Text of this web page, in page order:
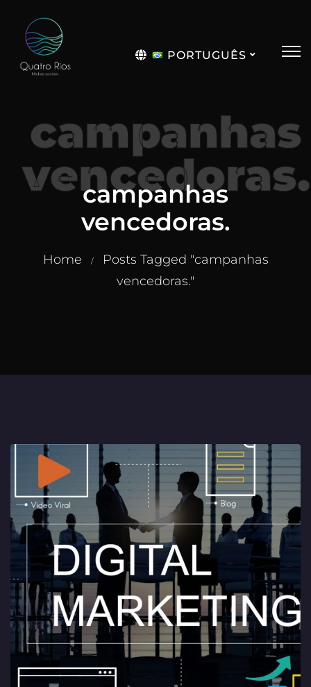
PORTUGUÊS
campanhas
vencedoras.
campanhas
vencedoras.
Home /
Posts Tagged "campanhas
vencedoras."